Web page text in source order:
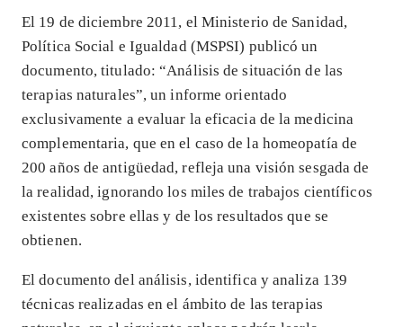
El 19 de diciembre 2011, el Ministerio de Sanidad,
Política Social e Igualdad (MSPSI) publicó un
documento, titulado: “Análisis de situación de las
terapias naturales”, un informe orientado
exclusivamente a evaluar la eficacia de la medicina
complementaria, que en el caso de la homeopatía de
200 años de antigüedad, refleja una visión sesgada de
la realidad, ignorando los miles de trabajos científicos
existentes sobre ellas y de los resultados que se
obtienen.
El documento del análisis, identifica y analiza 139
técnicas realizadas en el ámbito de las terapias